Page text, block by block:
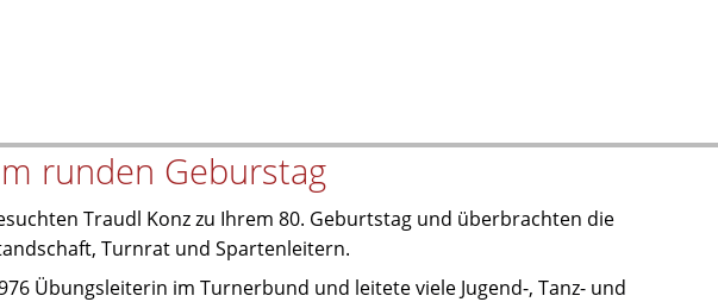
runden Geburstag
Traudl Konz zu Ihrem 80. Geburtstag und überbrachten die
Turnrat und Spartenleitern.
Übungsleiterin im Turnerbund und leitete viele Jugend-, Tanz- und